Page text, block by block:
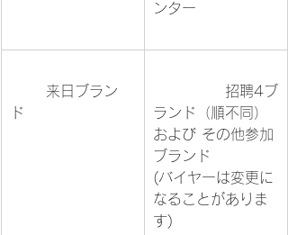
ンター
ランド（順不同）
および その他参加
ブランド
(バイヤーは変更に
なることがありま
す)